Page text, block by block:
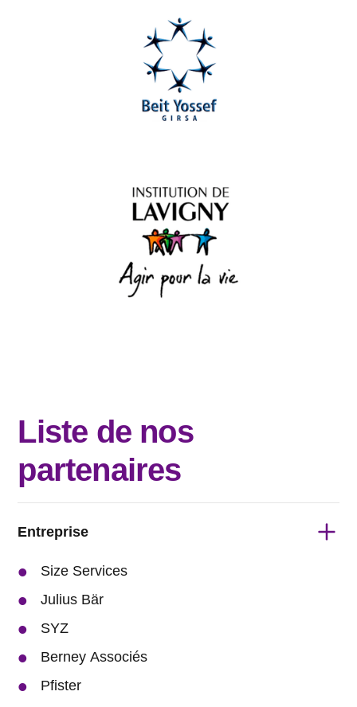
Liste de nos
partenaires
Entreprise
Size Services
Julius Bär
SYZ
Berney Associés
Pfister